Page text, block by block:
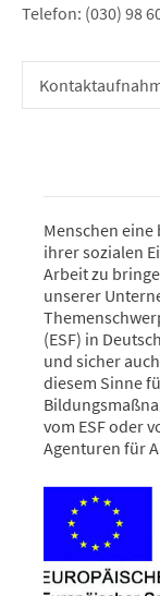
Telefon: (030) 98
Menschen eine
ihrer sozialen
Arbeit zu
unserer
(ESF) in
und sicher
diesem Sinne
vom ESF oder
Agenturen für